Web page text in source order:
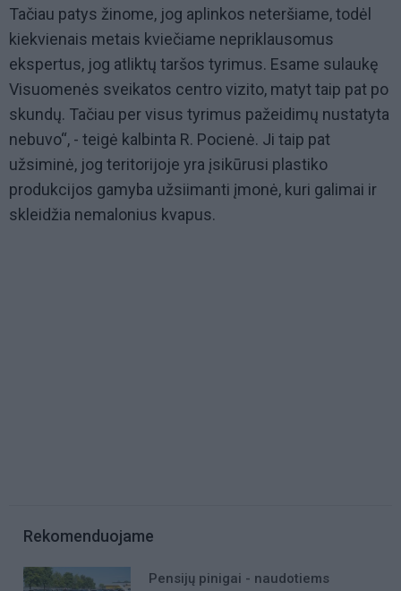
Tačiau patys žinome, jog aplinkos neteršiame, todėl
kiekvienais metais kviečiame nepriklausomus
ekspertus, jog atliktų taršos tyrimus. Esame sulaukę
Visuomenės sveikatos centro vizito, matyt taip pat po
skundų. Tačiau per visus tyrimus pažeidimų nustatyta
nebuvo“, - teigė kalbinta R. Pocienė. Ji taip pat
užsiminė, jog teritorijoje yra įsikūrusi plastiko
produkcijos gamyba užsiimanti įmonė, kuri galimai ir
skleidžia nemalonius kvapus.
Rekomenduojame
Pensijų pinigai - naudotiems